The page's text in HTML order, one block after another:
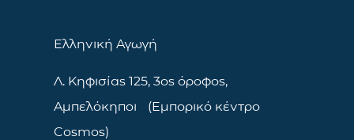
Ελληνική Αγωγή
Λ. Κηφισίας 125, 3ος όροφος,
Αμπελόκηποι (Εμπορικό κέντρο
Cosmos)